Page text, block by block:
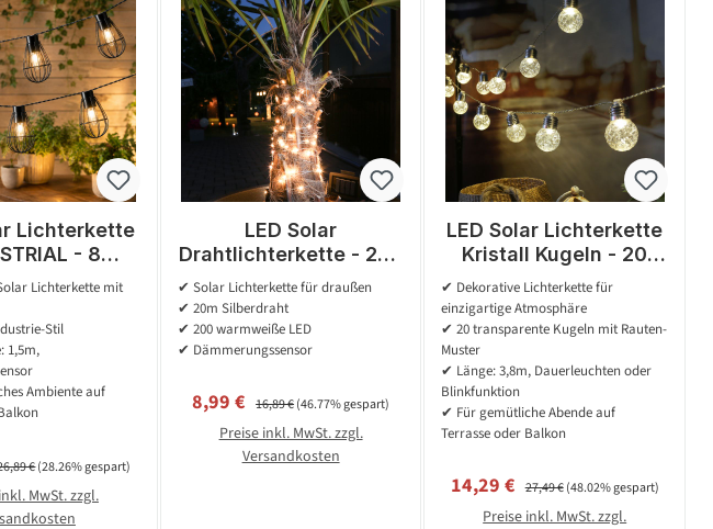
Lichterkette
- 8
mit
LED - L:
schwarz
Lichterkette mit
Stil
1,5m,
Ambiente auf
Preis:
€(28.26% gespart)
MwSt. zzgl.
LED Solar
Drahtlichterkette - 200
warmweiße LED -
silberner Draht - L:
20m -
Dämmerungssensor
✔ Solar Lichterkette für draußen
✔ 20m Silberdraht
✔ 200 warmweiße LED
✔ Dämmerungssensor
Verkaufspreis:
8,99 € Regulärer Preis:
16,89 €(46.77% gespart)
Preise inkl. MwSt. zzgl.
Versandkosten
LED Solar Lichterkette
Kristall Kugeln - 20
Kugeln - L: 3,8m -
Blink-/Dauerleuchten -
Lichtsensor
✔ Dekorative Lichterkette für
einzigartige Atmosphäre
✔ 20 transparente Kugeln mit Rauten-
Muster
✔ Länge: 3,8m, Dauerleuchten oder
Blinkfunktion
✔ Für gemütliche Abende auf
Terrasse oder Balkon
Verkaufspreis:
14,29 € Regulärer Preis:
27,49 €(48.02% gespart)
Preise inkl. MwSt. zzgl.